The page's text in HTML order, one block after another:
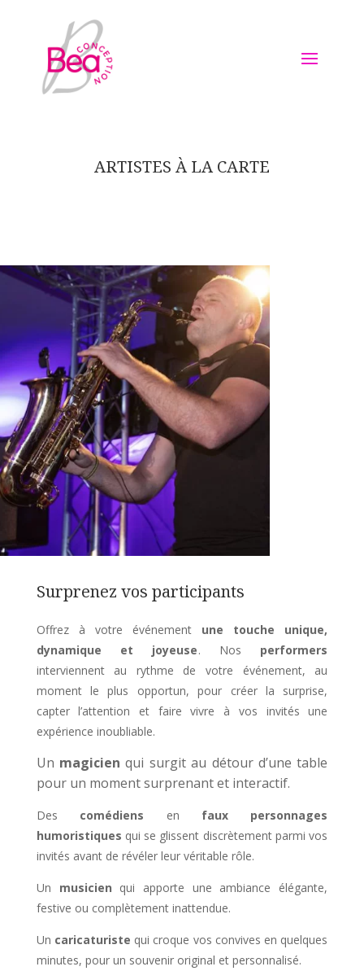
ARTISTES À LA CARTE
Surprenez vos participants
Offrez à votre événement une touche unique,
dynamique et joyeuse. Nos performers
interviennent au rythme de votre événement, au
moment le plus opportun, pour créer la surprise,
capter l’attention et faire vivre à vos invités une
expérience inoubliable.
Un magicien qui surgit au détour d’une table
pour un moment surprenant et interactif.
Des comédiens en faux personnages
humoristiques qui se glissent discrètement parmi vos
invités avant de révéler leur véritable rôle.
Un musicien qui apporte une ambiance élégante,
festive ou complètement inattendue.
Un caricaturiste qui croque vos convives en quelques
minutes, pour un souvenir original et personnalisé.